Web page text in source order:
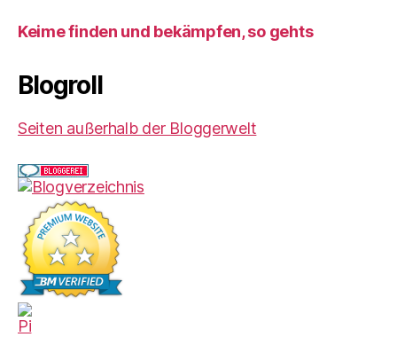
Keime finden und bekämpfen, so gehts
Blogroll
Seiten außerhalb der Bloggerwelt